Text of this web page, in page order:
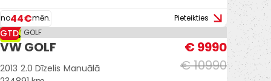
no44€mēn. Pieteikties
-9%
GTD
VW GOLF
€ 10990
€ 9990
2013 2.0 Dīzelis Manuālā